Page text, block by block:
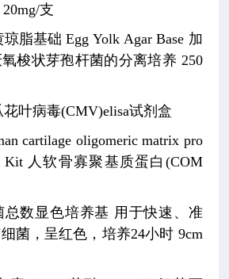
支
琼脂基础 Egg Yolk Agar Base 加
梭状芽孢杆菌的分离培养 250
花叶病毒(CMV)elisa试剂盒
cartilage oligomeric matrix pro
Kit 人软骨寡聚基质蛋白(COM
总数显色培养基 用于快速、准
菌，呈红色，培养24小时 9cm